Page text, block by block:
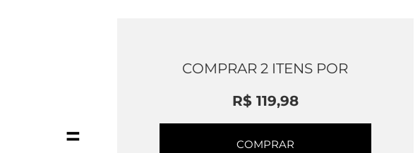
=
COMPRAR 2 ITENS POR
R$ 119,98
COMPRAR